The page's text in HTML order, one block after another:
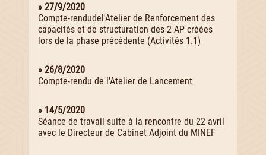
» 27/9/2020
Compte-rendudel'Atelier de Renforcement des
capacités et de structuration des 2 AP créées
lors de la phase précédente (Activités 1.1)
» 26/8/2020
Compte-rendu de l'Atelier de Lancement
» 14/5/2020
Séance de travail suite à la rencontre du 22 avril
avec le Directeur de Cabinet Adjoint du MINEF